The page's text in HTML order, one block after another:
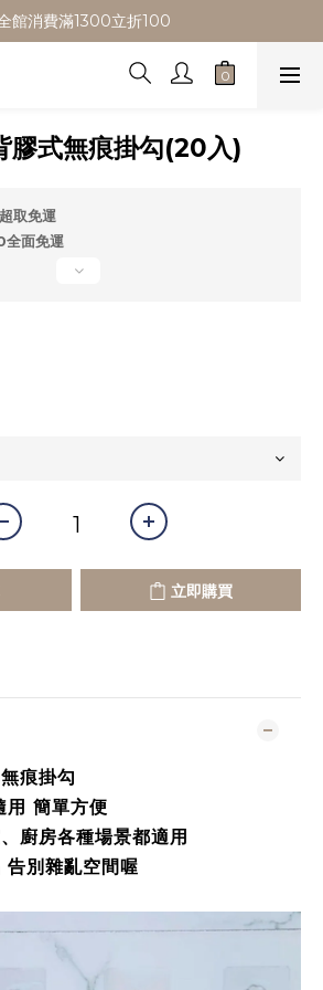
館消費滿1300立折100
館消費滿1300立折100
🎉新會員首購/超取免運
館消費滿1300立折100
膠式無痕掛勾(20入)
取免運
全面免運
立即購買
痕掛勾
用 簡單方便
廚房各種場景都適用
告別雜亂空間喔